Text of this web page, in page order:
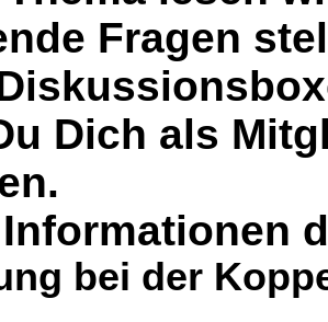
Fragen
Dich als
bei der